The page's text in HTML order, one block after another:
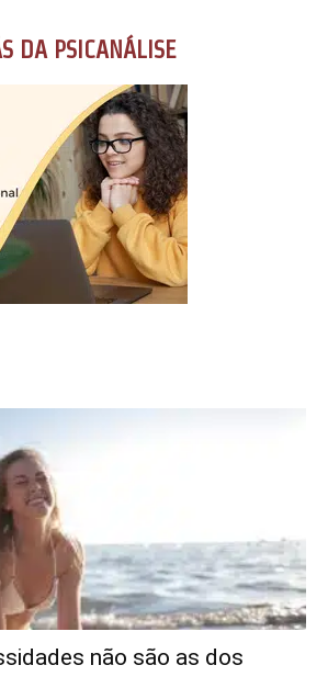
DA PSICANÁLISE
não são as dos